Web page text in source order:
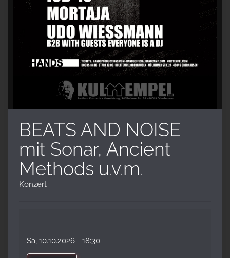
BEATS AND NOISE
mit Sonar, Ancient
Methods u.v.m.
Konzert
Sa, 10.10.2026 - 18:30